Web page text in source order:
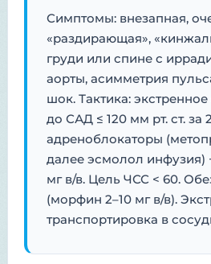
Симптомы: внезапная,
«раздирающая»,
груди или спине с
аорты, асимметрия
шок. Тактика:
до САД ≤ 120 мм рт. ст. за
адреноблокаторы
далее эсмолол инфузия)
мг в/в. Цель ЧСС < 60.
(морфин 2–10 мг в/в).
транспортировка в